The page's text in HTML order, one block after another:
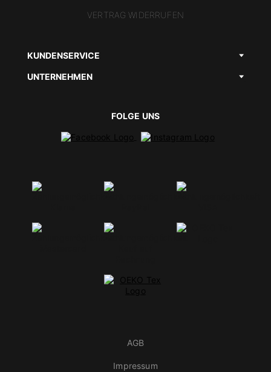
VERTRAG WIDERRUFEN
KUNDENSERVICE
UNTERNEHMEN
FOLGE UNS
AGB
Impressum